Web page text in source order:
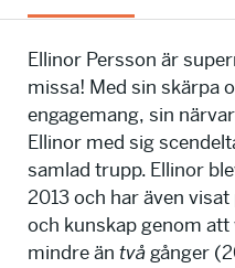
Ellinor Persson är
missa! Med sin skärpa
engagemang, sin
Ellinor med sig
samlad trupp. Ellinor
2013 och har även
och kunskap genom att
mindre än tvågånger